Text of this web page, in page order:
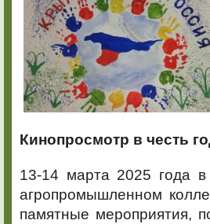
Кинопросмотр в честь
13-14 марта 2025 года
агропромышленном
памятные мероприятия,